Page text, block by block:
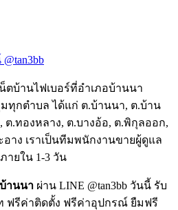
ตบ้านไฟเบอร์ที่อำเภอบ้านนา
ทุกตำบล ได้แก่ ต.บ้านนา, ต.บ้าน
ต.ทองหลาง, ต.บางอ้อ, ต.พิกุลออก,
อาง เราเป็นทีมพนักงานขายผู้ดูแล
ายใน 1-3 วัน
านนา ผ่าน LINE @tan3bb วันนี้ รับ
ฟรีค่าติดตั้ง ฟรีค่าอุปกรณ์ ยืมฟรี